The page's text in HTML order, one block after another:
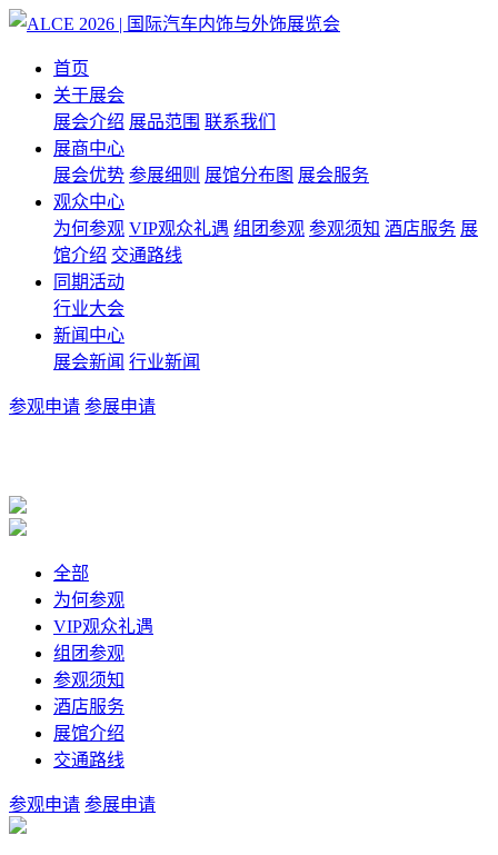
首页
关于展会
展会介绍 展品范围 联系我们
展商中心
展会优势 参展细则 展馆分布图 展会服务
观众中心
为何参观 VIP观众礼遇 组团参观 参观须知 酒店服务 展
馆介绍 交通路线
同期活动
行业大会
新闻中心
展会新闻 行业新闻
参观申请 参展申请
全部
为何参观
VIP观众礼遇
组团参观
参观须知
酒店服务
展馆介绍
交通路线
参观申请 参展申请